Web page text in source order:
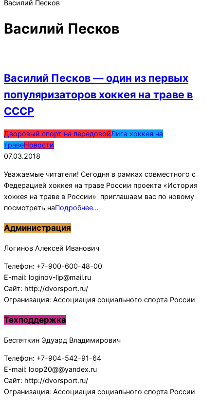
Василий Песков
Василий Песков
Василий Песков — один из первых
популяризаторов хоккея на траве в
СССР
2018-
03-
07
Дворовый спорт на передовойЛига хоккея на
травеНовости
07.03.2018
Уважаемые читатели! Сегодня в рамках совместного с
Федерацией хоккея на траве России проекта «История
хоккея на траве в России» приглашаем вас по новому
посмотреть наПодробнее…
Администрация
Логинов Алексей Иванович
Телефон: +7-900-600-48-00
E-mail: loginov-lip@mail.ru
Сайт: http://dvorsport.ru/
Огранизация: Ассоциация социального спорта России
Техподдержка
Беспяткин Эдуард Владимирович
Телефон: +7-904-542-91-64
E-mail: loop20@@yandex.ru
Сайт: http://dvorsport.ru/
Огранизация: Ассоциация социального спорта России